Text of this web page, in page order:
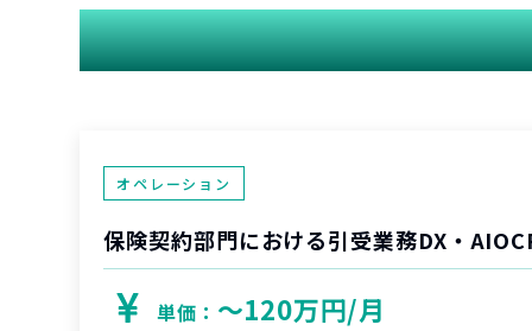
オペレーション
保険契約部門における引受業務DX・
単価： 〜120万円/月